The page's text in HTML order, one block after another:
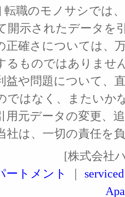
転職のモノサシでは
開示されたデータを
正確さについては、
るものではありませ
益や問題について、
ではなく、またいか
用元データの変更、
社は、一切の責任を
[株式会社
ートメント